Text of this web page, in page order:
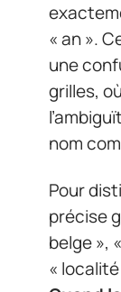
« an ».
une
grilles,
nom
Pour
précise
belge »,
«